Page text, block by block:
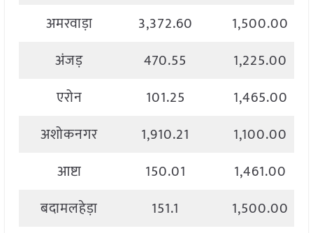
अमरवाड़ा
3,372.60
1,500.00
अंजड़
470.55
1,225.00
एरोन
101.25
1,465.00
अशोकनगर
1,910.21
1,100.00
आष्टा
150.01
1,461.00
बदामलहेड़ा
151.1
1,500.00